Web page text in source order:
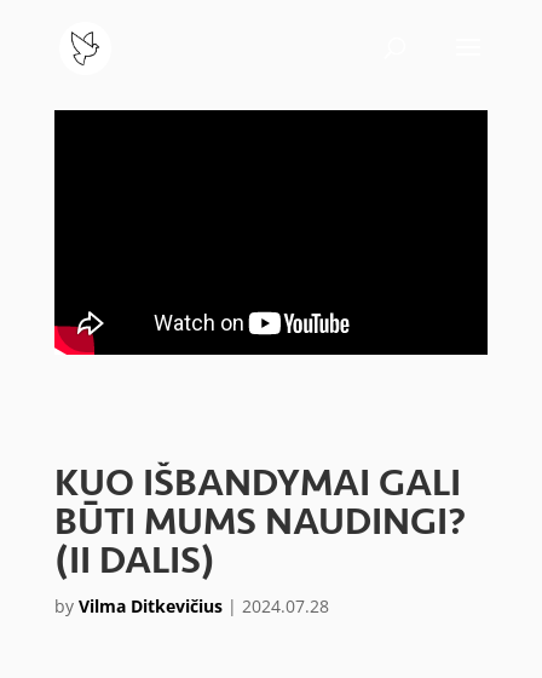
KUO IŠBANDYMAI GALI
BŪTI MUMS NAUDINGI?
(II DALIS)
by Vilma Ditkevičius| 2024.07.28